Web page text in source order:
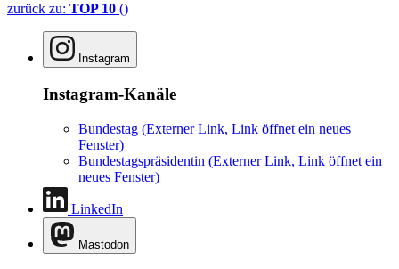
zurück zu: TOP 10 ()
Instagram
Instagram-Kanäle
Bundestag (Externer Link, Link öffnet ein neues
Fenster)
Bundestagspräsidentin (Externer Link, Link öffnet ein
neues Fenster)
LinkedIn
Mastodon